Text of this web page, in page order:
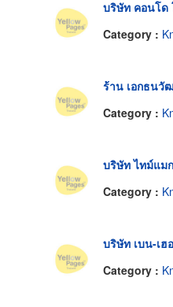
บริษัท คอนโด
Category :
ร้าน เอกธนวั
Category :
บริษัท ไทม์แม
Category :
บริษัท เบน-เฮ
Category :